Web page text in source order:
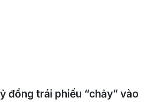
đồng trái phiếu “chảy” vào